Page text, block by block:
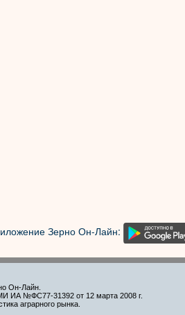
Зерно Он-Лайн:
Он-Лайн
ИА №ФС77-31392 от 12 марта 2008 г.
аграрного рынка.